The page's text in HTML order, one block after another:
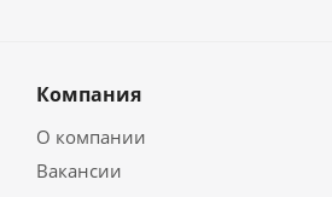
Компания
О компании
Вакансии